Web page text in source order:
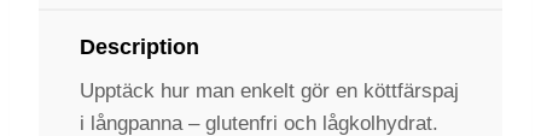
Description
Upptäck hur man enkelt gör en köttfärspaj
i långpanna – glutenfri och lågkolhydrat.